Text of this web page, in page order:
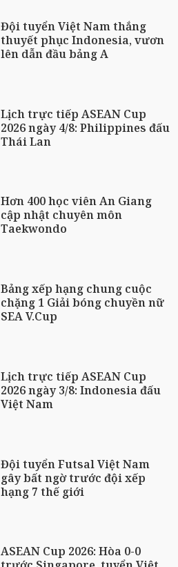
Đội tuyển Việt Nam thắng
thuyết phục Indonesia, vươn
lên dẫn đầu bảng A
Lịch trực tiếp ASEAN Cup
2026 ngày 4/8: Philippines đấu
Thái Lan
Hơn 400 học viên An Giang
cập nhật chuyên môn
Taekwondo
Bảng xếp hạng chung cuộc
chặng 1 Giải bóng chuyền nữ
SEA V.Cup
Lịch trực tiếp ASEAN Cup
2026 ngày 3/8: Indonesia đấu
Việt Nam
Đội tuyển Futsal Việt Nam
gây bất ngờ trước đội xếp
hạng 7 thế giới
ASEAN Cup 2026: Hòa 0-0